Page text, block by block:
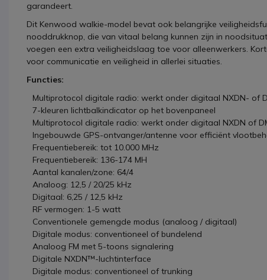
garandeert.
Dit Kenwood walkie-model bevat ook belangrijke
nooddrukknop, die van vitaal belang kunnen zijn in
voegen een extra veiligheidslaag toe voor alleenwerkers.
voor communicatie en veiligheid in allerlei situaties.
Functies:
Multiprotocol digitale radio: werkt onder digitaal NXDN- of
7-kleuren lichtbalkindicator op het bovenpaneel
Multiprotocol digitale radio: werkt onder digitaal NXDN of
Ingebouwde GPS-ontvanger/antenne voor efficiënt
Frequentiebereik: tot 10.000 MHz
Frequentiebereik: 136-174 MH
Aantal kanalen/zone: 64/4
Analoog: 12,5 / 20/25 kHz
Digitaal: 6,25 / 12,5 kHz
RF vermogen: 1-5 watt
Conventionele gemengde modus (analoog / digitaal)
Digitale modus: conventioneel of bundelend
Analoog FM met 5-toons signalering
Digitale NXDN™-luchtinterface
Digitale modus: conventioneel of trunking